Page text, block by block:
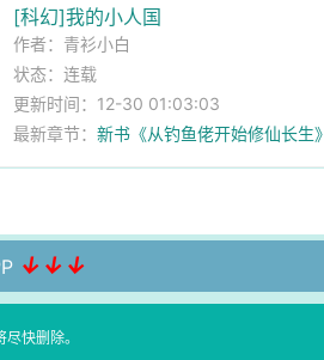
[科幻]我的小人国
作者： 青衫小白
状态：连载
更新时间：12-30 01:03:03
最新章节： 新书《从钓鱼佬开始修仙长生》
↓↓↓
快删除。